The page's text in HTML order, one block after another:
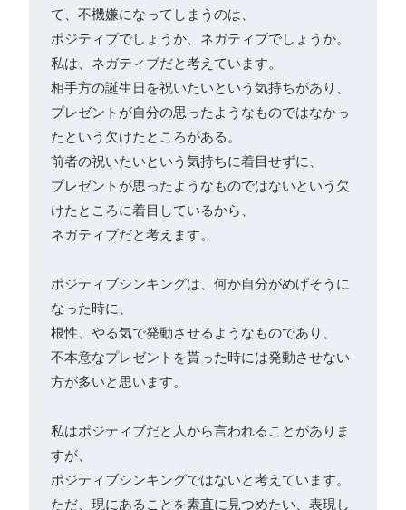
て、不機嫌になってしまうのは、
ポジティブでしょうか、ネガティブでしょうか。
私は、ネガティブだと考えています。
相手方の誕生日を祝いたいという気持ちがあり、
プレゼントが自分の思ったようなものではなかっ
たという欠けたところがある。
前者の祝いたいという気持ちに着目せずに、
プレゼントが思ったようなものではないという欠
けたところに着目しているから、
ネガティブだと考えます。
ポジティブシンキングは、何か自分がめげそうに
なった時に、
根性、やる気で発動させるようなものであり、
不本意なプレゼントを貰った時には発動させない
方が多いと思います。
私はポジティブだと人から言われることがありま
すが、
ポジティブシンキングではないと考えています。
ただ、現にあることを素直に見つめたい、表現し